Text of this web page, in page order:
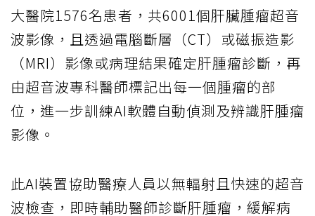
大醫院1576名患者，共6001個肝臟腫瘤超音
波影像，且透過電腦斷層（CT）或磁振造影
（MRI）影像或病理結果確定肝腫瘤診斷，再
由超音波專科醫師標記出每一個腫瘤的部
位，進一步訓練AI軟體自動偵測及辨識肝腫瘤
影像。
此AI裝置協助醫療人員以無輻射且快速的超音
波檢查，即時輔助醫師診斷肝腫瘤，緩解病